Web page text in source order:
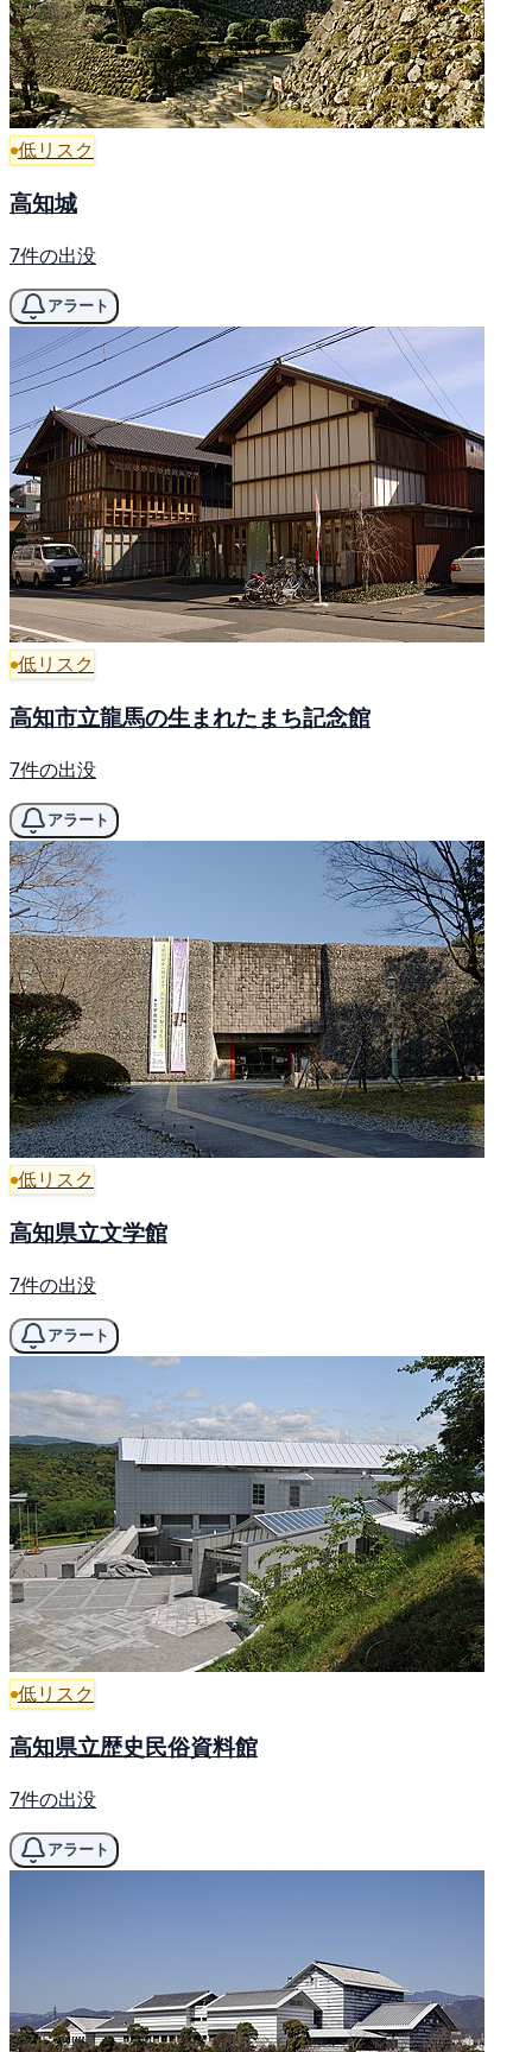
低リスク
高知城
7件の出没
アラート
低リスク
高知市立龍馬の生まれたまち記念館
7件の出没
アラート
低リスク
高知県立文学館
7件の出没
アラート
低リスク
高知県立歴史民俗資料館
7件の出没
アラート